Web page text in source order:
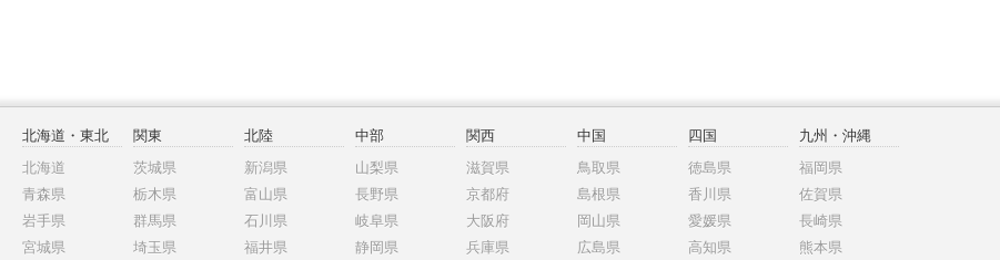
北海道・東北
北海道
青森県
岩手県
宮城県
関東
茨城県
栃木県
群馬県
埼玉県
北陸
新潟県
富山県
石川県
福井県
中部
山梨県
長野県
岐阜県
静岡県
関西
滋賀県
京都府
大阪府
兵庫県
中国
鳥取県
島根県
岡山県
広島県
四国
徳島県
香川県
愛媛県
高知県
九州・沖縄
福岡県
佐賀県
長崎県
熊本県